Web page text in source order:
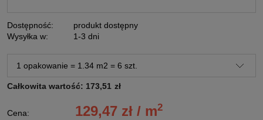
Dostępność:
produkt dostępny
Wysyłka w:
1-3 dni
Całkowita wartość: 173,51 zł
Cena: 129,47 zł / m2